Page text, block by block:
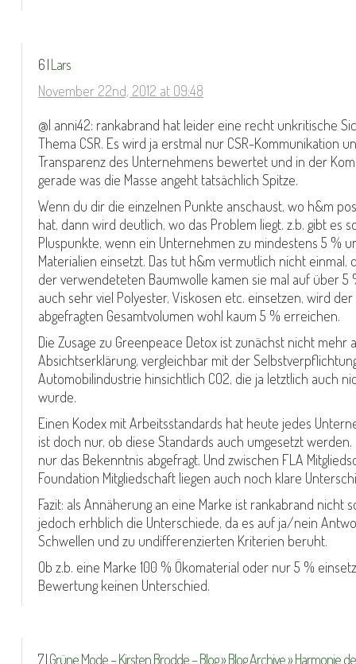
6 |Lars
November 22nd, 2012 at 09:48
@| anni42: rankabrand hat leider eine recht unkritische
Thema CSR. Es wird ja erstmal nur CSR-Kommunikation
Transparenz des Unternehmens bewertet und in der
gerade was die Masse angeht tatsächlich Spitze.
Wenn du dir die einzelnen Punkte anschaust, wo h&m
hat, dann wird deutlich, wo das Problem liegt. z.b. gibt es
Pluspunkte, wenn ein Unternehmen zu mindestens 5 %
Materialien einsetzt. Das tut h&m vermutlich nicht einmal,
der verwendeteten Baumwolle kamen sie mal auf über 5
auch sehr viel Polyester, Viskosen etc. einsetzen, wird
abgefragten Gesamtvolumen wohl kaum 5 % erreichen.
Die Zusage zu Greenpeace Detox ist zunächst nicht mehr
Absichtserklärung, vergleichbar mit der
Automobilindustrie hinsichtlich CO2, die ja letztlich auch
wurde.
Einen Kodex mit Arbeitsstandards hat heute jedes
ist doch nur, ob diese Standards auch umgesetzt
nur das Bekenntnis abgefragt. Und zwischen FLA
Foundation Mitgliedschaft liegen auch noch klare
Fazit: als Annäherung an eine Marke ist rankabrand nicht
jedoch erhblich die Unterschiede, da es auf ja/nein
Schwellen und zu undifferenzierten Kriterien beruht.
Ob z.b. eine Marke 100 % Ökomaterial oder nur 5 %
Bewertung keinen Unterschied.
7 |Grüne Mode – Kirsten Brodde – Blog » Blog Archive » Harmonie